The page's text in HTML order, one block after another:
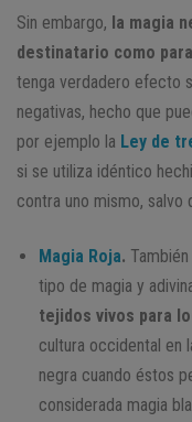
Sin embargo, la magia
destinatario como
tenga verdadero efecto
negativas, hecho que
por ejemplo la Ley de
si se utiliza idéntico
contra uno mismo,
Magia Roja.
tipo de magia y
tejidos vivos para
cultura occidental en
negra cuando éstos
considerada magia